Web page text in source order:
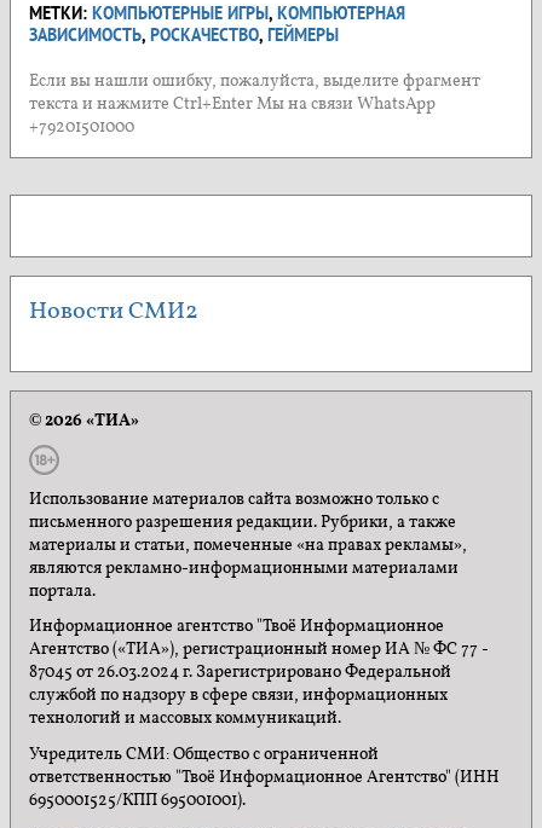
МЕТКИ: КОМПЬЮТЕРНЫЕ ИГРЫ, КОМПЬЮТЕРНАЯ
ЗАВИСИМОСТЬ, РОСКАЧЕСТВО, ГЕЙМЕРЫ
Если вы нашли ошибку, пожалуйста, выделите фрагмент
текста и нажмите Ctrl+Enter Мы на связи WhatsApp
+79201501000
Новости СМИ2
© 2026 «ТИА»
Использование материалов сайта возможно только с
письменного разрешения редакции. Рубрики, а также
материалы и статьи, помеченные «на правах рекламы»,
являются рекламно-информационными материалами
портала.
Информационное агентство "Твоё Информационное
Агентство («ТИА»), регистрационный номер ИА № ФС 77 -
87045 от 26.03.2024 г. Зарегистрировано Федеральной
службой по надзору в сфере связи, информационных
технологий и массовых коммуникаций.
Учредитель СМИ: Общество с ограниченной
ответственностью "Твоё Информационное Агентство" (ИНН
6950001525/КПП 695001001).